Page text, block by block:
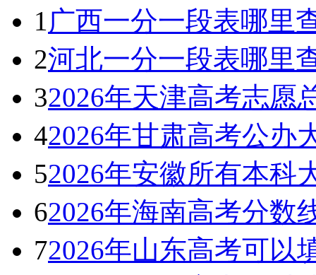
1广西一分一段表哪里
2河北一分一段表哪里
32026年天津高考志愿
42026年甘肃高考公办
52026年安徽所有本科
62026年海南高考分数
72026年山东高考可以